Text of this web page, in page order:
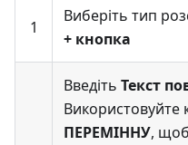
1
Виберіть тип
+ кнопка
Введіть Текст
Використовуйте
ПЕРЕМІННУ,